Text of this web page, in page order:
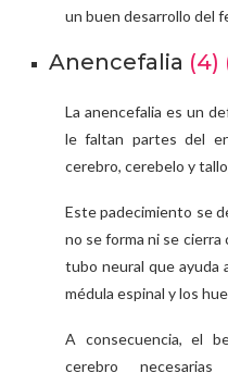
un buen desarrollo del
Anencefalia (4)
La anencefalia es un
le faltan partes del
cerebro, cerebelo y
Este padecimiento se
no se forma ni se
tubo neural que ayuda
médula espinal y los
A consecuencia, el
cerebro